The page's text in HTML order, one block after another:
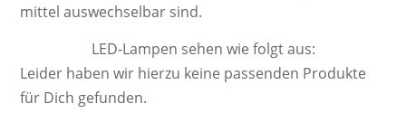
mittel aus­wech­sel­bar sind.
LED-Lampen sehen wie folgt aus:
Leider haben wir hierzu keine passenden Produkte
für Dich gefunden.